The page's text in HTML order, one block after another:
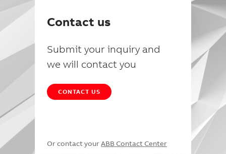
Contact us
Submit your inquiry and
we will contact you
CONTACT US
Or contact your ABB Contact Center